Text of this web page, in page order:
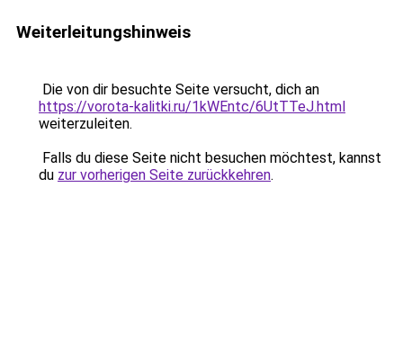
Weiterleitungshinweis
Die von dir besuchte Seite versucht, dich an
https://vorota-kalitki.ru/1kWEntc/6UtTTeJ.html
weiterzuleiten.
Falls du diese Seite nicht besuchen möchtest, kannst
du zur vorherigen Seite zurückkehren.